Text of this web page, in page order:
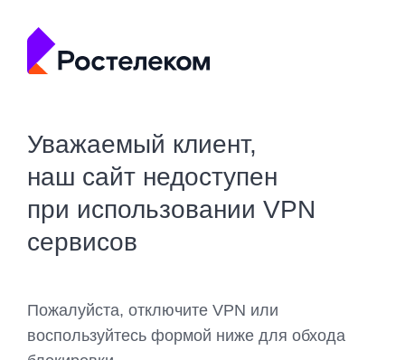
Уважаемый клиент,
наш сайт недоступен
при использовании VPN
сервисов
Пожалуйста, отключите VPN или
воспользуйтесь формой ниже для обхода